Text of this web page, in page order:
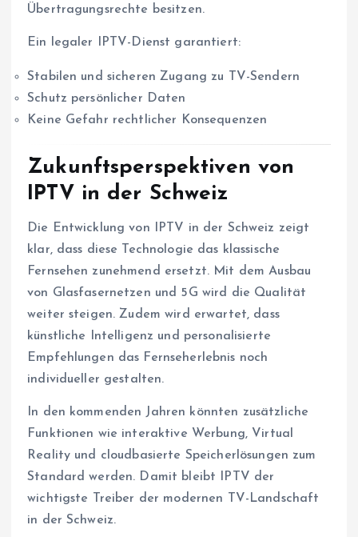
Übertragungsrechte besitzen.
Ein legaler IPTV-Dienst garantiert:
Stabilen und sicheren Zugang zu TV-Sendern
Schutz persönlicher Daten
Keine Gefahr rechtlicher Konsequenzen
Zukunftsperspektiven von
IPTV in der Schweiz
Die Entwicklung von IPTV in der Schweiz zeigt
klar, dass diese Technologie das klassische
Fernsehen zunehmend ersetzt. Mit dem Ausbau
von Glasfasernetzen und 5G wird die Qualität
weiter steigen. Zudem wird erwartet, dass
künstliche Intelligenz und personalisierte
Empfehlungen das Fernseherlebnis noch
individueller gestalten.
In den kommenden Jahren könnten zusätzliche
Funktionen wie interaktive Werbung, Virtual
Reality und cloudbasierte Speicherlösungen zum
Standard werden. Damit bleibt IPTV der
wichtigste Treiber der modernen TV-Landschaft
in der Schweiz.